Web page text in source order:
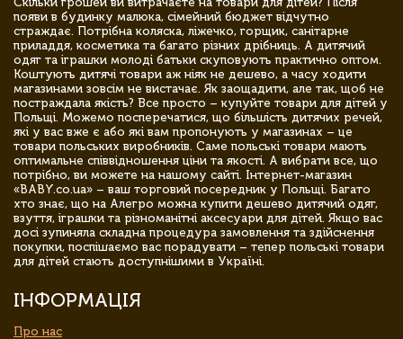
появи в будинку малюка, сімейний бюджет відчутно
страждає. Потрібна коляска, ліжечко, горщик, санітарне
приладдя, косметика та багато різних дрібниць. А дитячий
одяг та іграшки молоді батьки скуповують практично оптом.
Коштують дитячі товари аж ніяк не дешево, а часу ходити
магазинами зовсім не вистачає. Як заощадити, але так, щоб не
постраждала якість? Все просто – купуйте товари для дітей у
Польщі. Можемо посперечатися, що більшість дитячих речей,
які у вас вже є або які вам пропонують у магазинах – це
товари польських виробників. Саме польські товари мають
оптимальне співвідношення ціни та якості. А вибрати все, що
потрібно, ви можете на нашому сайті. Інтернет-магазин
«BABY.co.ua» – ваш торговий посередник у Польщі. Багато
хто знає, що на Алегро можна купити дешево дитячий одяг,
взуття, іграшки та різноманітні аксесуари для дітей. Якщо вас
досі зупиняла складна процедура замовлення та здійснення
покупки, поспішаємо вас порадувати – тепер польські товари
для дітей стають доступнішими в Україні.
ІНФОРМАЦІЯ
Про нас